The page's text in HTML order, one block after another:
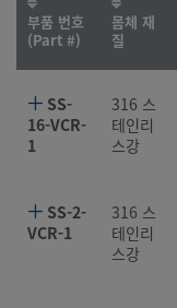
부품 번호
(Part #)
몸체 재
질
SS-
16-VCR-
1
316 스
테인리
스강
SS-2-
VCR-1
316 스
테인리
스강